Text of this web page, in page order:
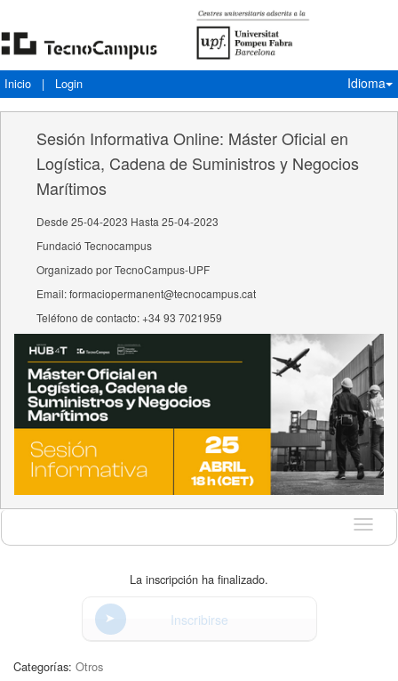
Inicio | Login Idioma
Sesión Informativa Online: Máster Oficial en
Logística, Cadena de Suministros y Negocios
Marítimos
Desde 25-04-2023 Hasta 25-04-2023
Fundació Tecnocampus
Organizado por TecnoCampus-UPF
Email: formaciopermanent@tecnocampus.cat
Teléfono de contacto: +34 93 7021959
Idioma
La inscripción ha finalizado.
Inscribirse
Categorías: Otros